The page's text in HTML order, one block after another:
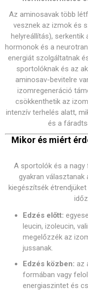
Az aminosavak több
vesznek az izmok és
helyreállítás), serkentik
hormonok és a
energiát szolgáltatnak
sportolóknak és az
aminosav-bevitelre
izomregeneráció
csökkenthetik az
intenzív terhelés alatt,
és a
Mikor és miért
A sportolók és a nagy
gyakran
kiegészítsék
Edzés előtt:
leucin, izoleucin,
megelőzzék az
jussanak.
Edzés közben: az
formában vagy
energiaszintet és